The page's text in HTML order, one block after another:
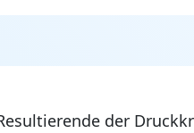
der